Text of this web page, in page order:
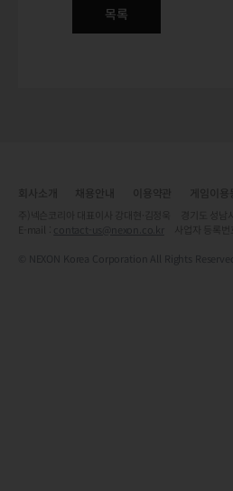
목록
contact-us@nexon.co.kr
© NEXON Korea Corporation All Rights Reserved.